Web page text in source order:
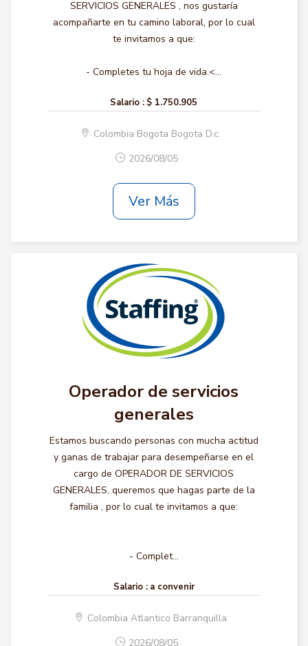
SERVICIOS GENERALES , nos gustaría
acompañarte en tu camino laboral, por lo cual
te invitamos a que:
- Completes tu hoja de vida.<...
Salario : $ 1.750.905
Colombia Bogota Bogota D.c.
2026/08/05
Ver Más
Operador de servicios
generales
Estamos buscando personas con mucha actitud
y ganas de trabajar para desempeñarse en el
cargo de OPERADOR DE SERVICIOS
GENERALES, queremos que hagas parte de la
familia , por lo cual te invitamos a que:
- Complet...
Salario : a convenir
Colombia Atlantico Barranquilla
2026/08/05